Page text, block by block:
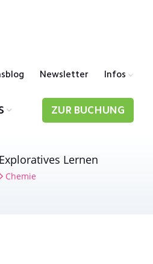
Newsletter Infos
ZUR BUCHUNG
Exploratives Lernen
Chemie